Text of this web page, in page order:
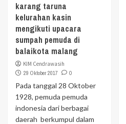
karang taruna
kelurahan kasin
mengikuti upacara
sumpah pemuda di
balaikota malang
KIM Cendrawasih
29 Oktober 2017
0
Pada tanggal 28 Oktober
1928, pemuda pemuda
indonesia dari berbagai
daerah berkumpul dalam